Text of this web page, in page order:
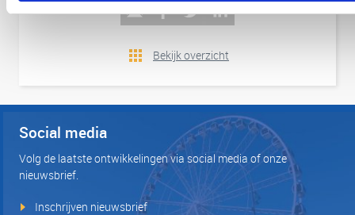
Bekijk overzicht
Social media
Volg de laatste ontwikkelingen via social media of onze
nieuwsbrief.
Inschrijven nieuwsbrief